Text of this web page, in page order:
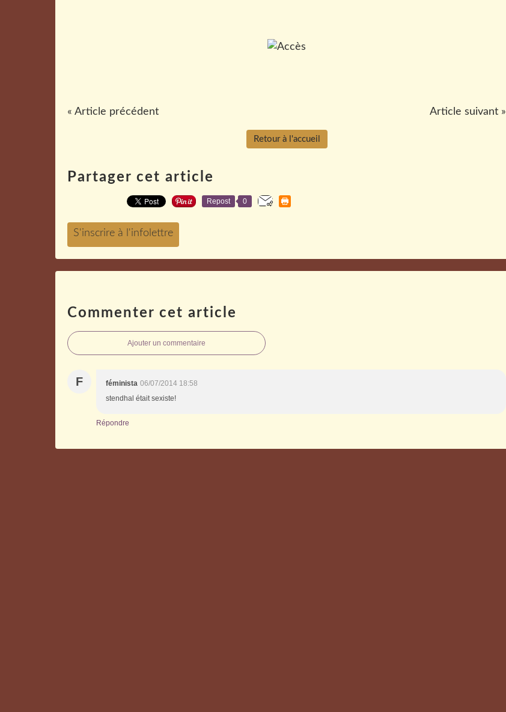
« Article précédent Article suivant »
Retour à l'accueil
Partager cet article
Repost 0
Commenter cet article
Ajouter un commentaire
F féminista 06/07/2014 18:58
stendhal était sexiste!
Répondre